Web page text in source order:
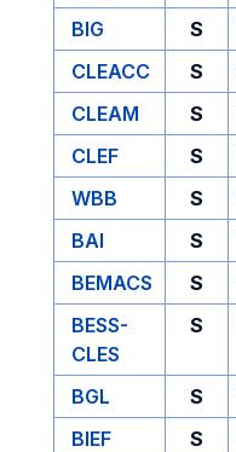
BIG
S
CLEACC
S
CLEAM
S
CLEF
S
WBB
S
BAI
S
BEMACS
S
BESS-
CLES
S
BGL S
BIEF
S